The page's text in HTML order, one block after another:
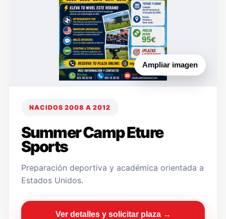
Ampliar imagen
NACIDOS 2008 A 2012
Summer Camp Eture
Sports
Preparación deportiva y académica orientada a
Estados Unidos.
Ver detalles y solicitar plaza →